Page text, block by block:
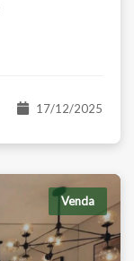
17/12/2025
Venda